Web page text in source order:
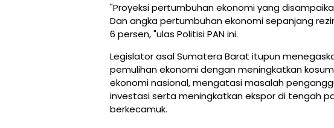
"Proyeksi pertumbuhan ekonomi yang
Dan angka pertumbuhan ekonomi sepanjang
6 persen, "ulas Politisi PAN ini.
Legislator asal Sumatera Barat itupun
pemulihan ekonomi dengan meningkatkan
ekonomi nasional, mengatasi masalah
investasi serta meningkatkan ekspor di tengah
berkecamuk.